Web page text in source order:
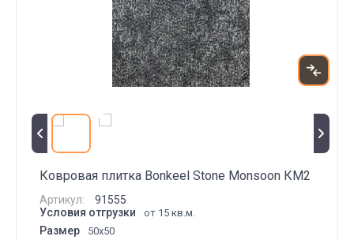
Ковровая плитка Bonkeel Stone Monsoon КМ2
Артикул:
91555
Условия отгрузки
от 15 кв.м.
Размер 50x50